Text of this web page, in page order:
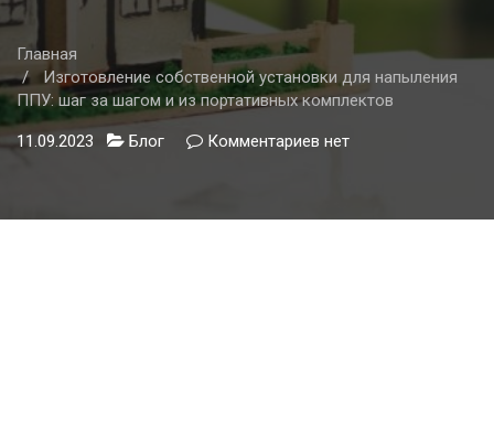
Главная
Изготовление собственной установки для напыления
ППУ: шаг за шагом и из портативных комплектов
11.09.2023 Блог Комментариев кнет